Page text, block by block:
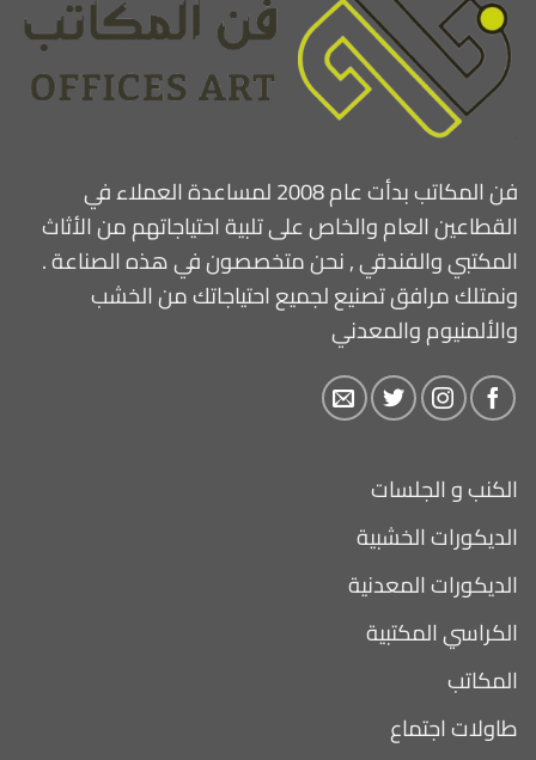
فن المكاتب بدأت عام 2008 لمساعدة العملاء في
القطاعين العام والخاص على تلبية احتياجاتهم من الأثاث
المكتبي والفندقي , نحن متخصصون في هذه الصناعة .
ونمتلك مرافق تصنيع لجميع احتياجاتك من الخشب
والألمنيوم والمعدني
الكنب و الجلسات
الديكورات الخشبية
الديكورات المعدنية
الكراسي المكتبية
المكاتب
طاولات اجتماع